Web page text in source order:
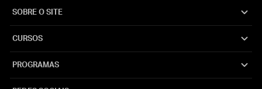
SOBRE O SITE
CURSOS
PROGRAMAS